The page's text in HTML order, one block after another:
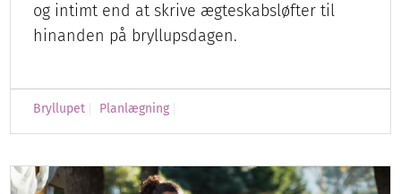
og intimt end at skrive ægteskabsløfter til
hinanden på bryllupsdagen.
Bryllupet Planlægning